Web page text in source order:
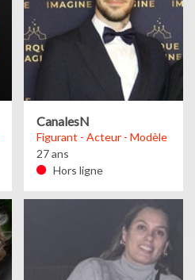
CanalesN
Figurant - Acteur - Modèle
27 ans
Hors ligne